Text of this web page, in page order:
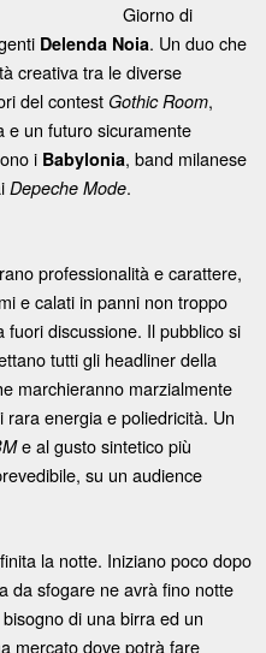
Giorno di
Delenda Noia. Un duo che
creativa tra le diverse
del contest Gothic Room,
e un futuro sicuramente
i Babylonia, band milanese
Depeche Mode.
professionalità e carattere,
e calati in panni non troppo
discussione. Il pubblico si
tutti gli headliner della
marchieranno marzialmente
energia e poliedricità. Un
e al gusto sintetico più
su un audience
la notte. Iniziano poco dopo
da sfogare ne avrà fino notte
di una birra ed un
mercato dove potrà fare